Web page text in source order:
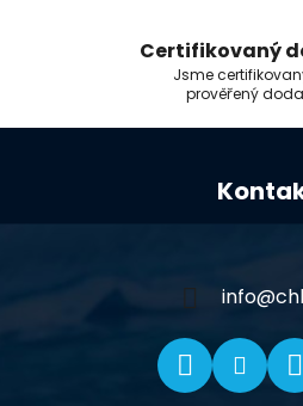
Certifikovaný
Jsme
prověřený
Z
info@